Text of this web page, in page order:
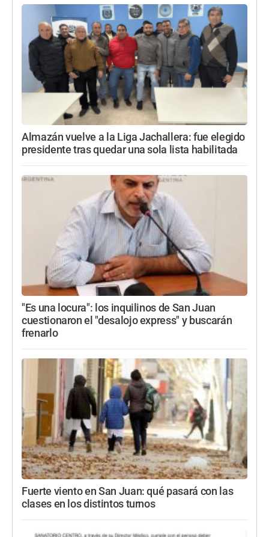
Almazán vuelve a la Liga Jachallera: fue elegido
presidente tras quedar una sola lista habilitada
"Es una locura": los inquilinos de San Juan
cuestionaron el "desalojo express" y buscarán
frenarlo
Fuerte viento en San Juan: qué pasará con las
clases en los distintos turnos